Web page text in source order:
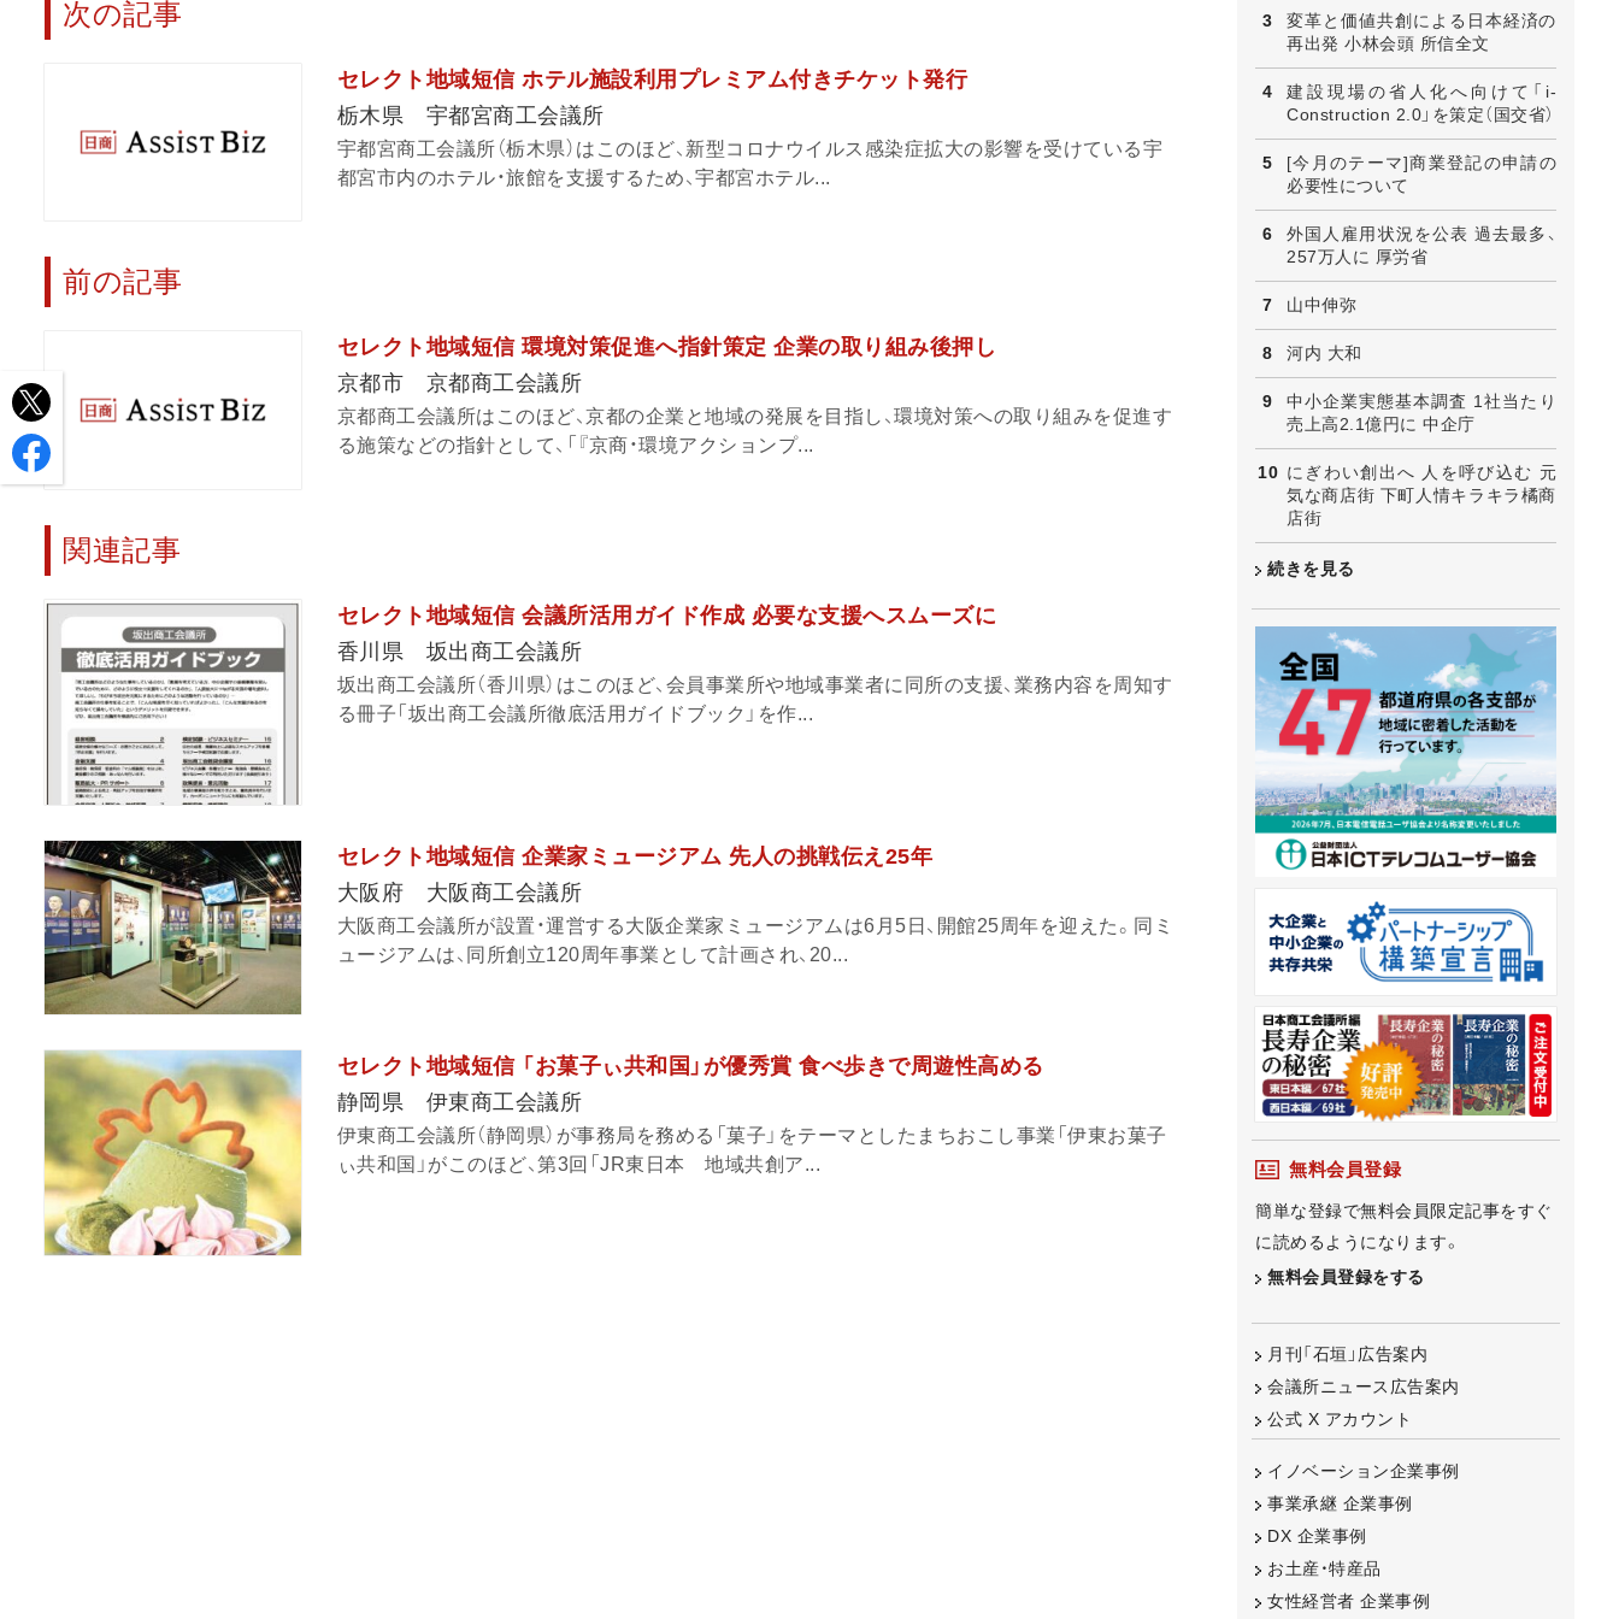
次の記事
セレクト地域短信 ホテル施設利用プレミアム付きチケット発行
栃木県 宇都宮商工会議所
宇都宮商工会議所（栃木県）はこのほど、新型コロナウイルス感染症拡大の影響を受けている宇
都宮市内のホテル・旅館を支援するため、宇都宮ホテル...
前の記事
セレクト地域短信 環境対策促進へ指針策定 企業の取り組み後押し
京都市 京都商工会議所
京都商工会議所はこのほど、京都の企業と地域の発展を目指し、環境対策への取り組みを促進す
る施策などの指針として、「『京商・環境アクションプ...
関連記事
セレクト地域短信 会議所活用ガイド作成 必要な支援へスムーズに
香川県 坂出商工会議所
坂出商工会議所（香川県）はこのほど、会員事業所や地域事業者に同所の支援、業務内容を周知す
る冊子「坂出商工会議所徹底活用ガイドブック」を作...
セレクト地域短信 企業家ミュージアム 先人の挑戦伝え25年
大阪府 大阪商工会議所
大阪商工会議所が設置・運営する大阪企業家ミュージアムは6月5日、開館25周年を迎えた。同ミ
ュージアムは、同所創立120周年事業として計画され、20...
セレクト地域短信 「お菓子ぃ共和国」が優秀賞 食べ歩きで周遊性高める
静岡県 伊東商工会議所
伊東商工会議所（静岡県）が事務局を務める「菓子」をテーマとしたまちおこし事業「伊東お菓子
ぃ共和国」がこのほど、第3回「JR東日本 地域共創ア...
変革と価値共創による日本経済の
再出発 小林会頭 所信全文
建設現場の省人化へ向けて「i-
Construction 2.0」を策定（国交省）
[今月のテーマ]商業登記の申請の
必要性について
外国人雇用状況を公表 過去最多、
257万人に 厚労省
山中伸弥
河内 大和
中小企業実態基本調査 1社当たり
売上高2.1億円に 中企庁
にぎわい創出へ 人を呼び込む 元
気な商店街 下町人情キラキラ橘商
店街
続きを見る
無料会員登録
簡単な登録で無料会員限定記事をすぐ
に読めるようになります。
無料会員登録をする
月刊「石垣」広告案内
会議所ニュース広告案内
公式 X アカウント
イノベーション企業事例
事業承継 企業事例
DX 企業事例
お土産・特産品
女性経営者 企業事例